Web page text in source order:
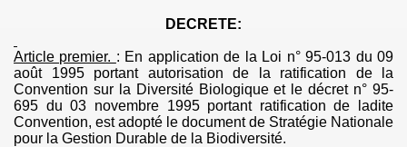
DECRETE:
Article premier. : En application de la Loi n° 95-013 du 09
août 1995 portant autorisation de la ratification de la
Convention sur la Diversité Biologique et le décret n° 95-
695 du 03 novembre 1995 portant ratification de ladite
Convention, est adopté le document de Stratégie Nationale
pour la Gestion Durable de la Biodiversité.